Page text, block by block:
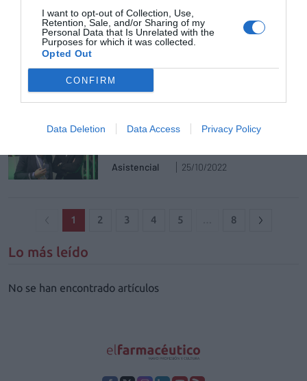
I want to opt-out of Collection, Use,
Retention, Sale, and/or Sharing of my
Personal Data that Is Unrelated with the
Purposes for which it was collected.
Opted Out
CONFIRM
Data Deletion Data Access Privacy Policy
expertos en salud mental en el
encuentro «Suicidio en adolescentes
y Redes Sociales»
El suicidio es la primera causa de muerte
entre adolescentes por delante del cáncer y
los accidentes de tráfico
Educando en salud de manera
Asistencial 25/10/2022
1 2 3 4 5 8
Lo más leído
No se han encontrado artículos